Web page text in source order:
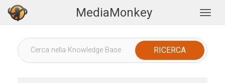
MediaMonkey